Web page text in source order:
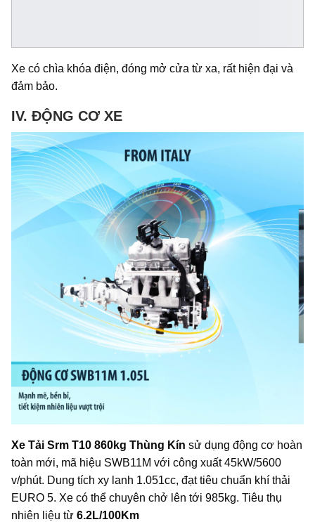
Xe có chìa khóa điện, đóng mở cửa từ xa, rất hiện đại và
đảm bảo.
IV. ĐỘNG CƠ XE
Xe Tải Srm T10 860kg Thùng Kín sử dụng động cơ hoàn
toàn mới, mã hiệu SWB11M với công xuất 45kW/5600
v/phút. Dung tích xy lanh 1.051cc, đạt tiêu chuẩn khí thải
EURO 5. Xe có thể chuyên chở lên tới 985kg. Tiêu thụ
nhiên liệu từ 6.2L/100Km